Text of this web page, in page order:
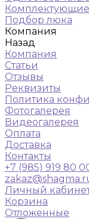
Комплектующие
Подбор люка
Компания
Назад
Компания
Статьи
Отзывы
Реквизиты
Политика
Фотогалерея
Видеогалерея
Оплата
Доставка
Контакты
+7 (985) 919 80
Личный
Корзина
Отложенные